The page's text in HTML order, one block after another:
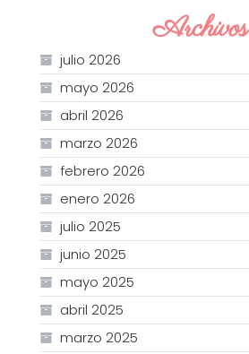
Archivos
julio 2026
mayo 2026
abril 2026
marzo 2026
febrero 2026
enero 2026
julio 2025
junio 2025
mayo 2025
abril 2025
marzo 2025